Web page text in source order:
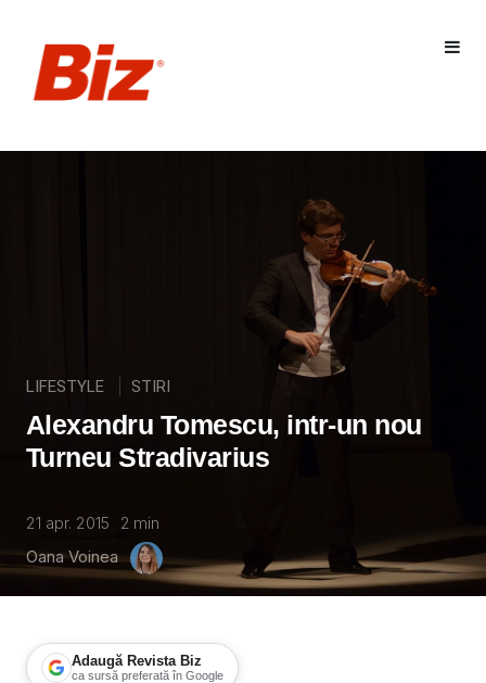
LIFESTYLE STIRI
Alexandru Tomescu, intr-un nou
Turneu Stradivarius
21 apr. 2015 2 min
Oana Voinea
Adaugă Revista Biz
ca sursă preferată în Google